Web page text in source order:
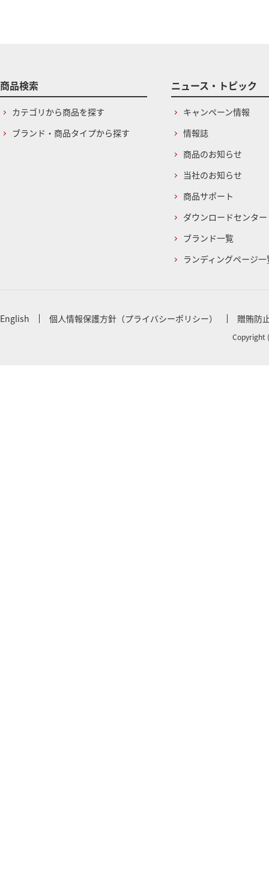
商品検索
カテゴリから商品を探す
ブランド・商品タイプから探す
ニュース・トピック
キャンペーン情報
情報誌
商品のお知らせ
当社のお知らせ
商品サポート
ダウンロードセンター
ブランド一覧
ランディングページ一
English 個人情報保護方針（プライバシーポリシー） 贈賄防
Copyright